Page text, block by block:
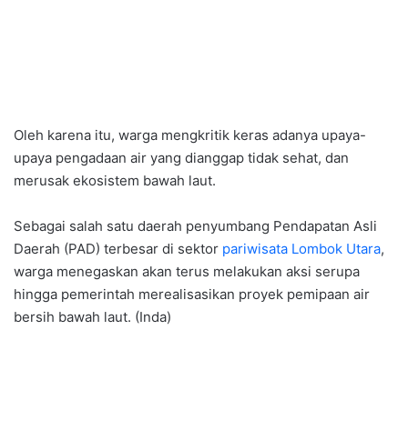
Oleh karena itu, warga mengkritik keras adanya upaya-
upaya pengadaan air yang dianggap tidak sehat, dan
merusak ekosistem bawah laut.
Sebagai salah satu daerah penyumbang Pendapatan Asli
Daerah (PAD) terbesar di sektor pariwisata Lombok Utara,
warga menegaskan akan terus melakukan aksi serupa
hingga pemerintah merealisasikan proyek pemipaan air
bersih bawah laut. (Inda)